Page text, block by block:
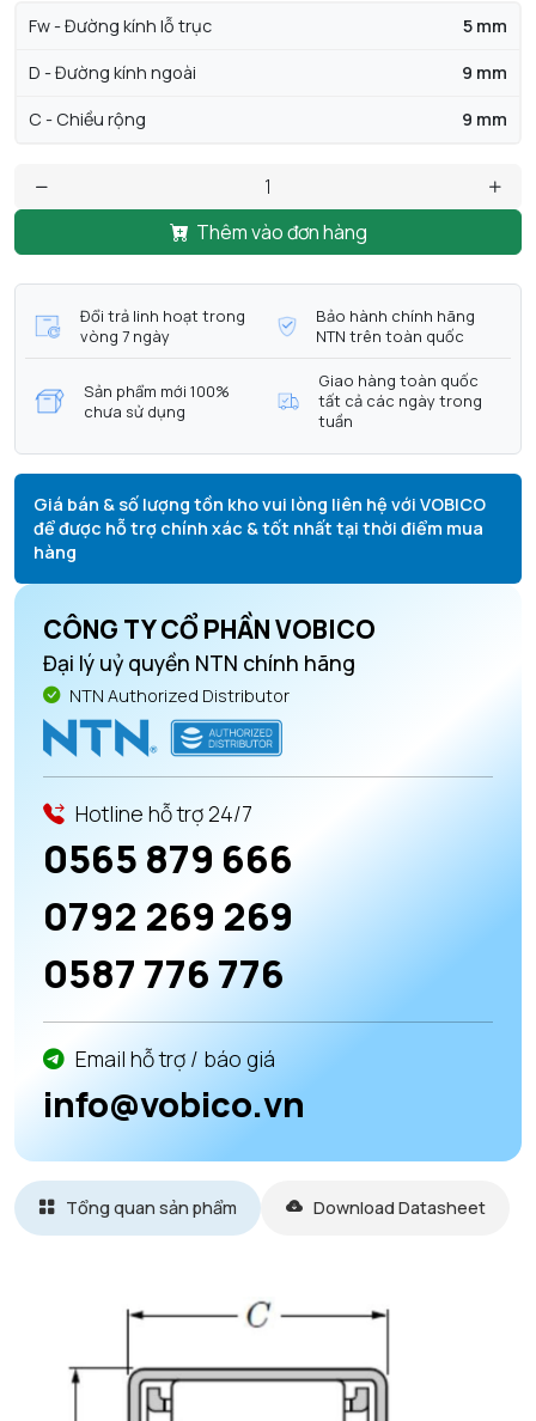
Fw - Đường kính lỗ trục 5 mm
D - Đường kính ngoài 9 mm
C - Chiều rộng 9 mm
Thêm vào đơn hàng
Đổi trả linh hoạt trong
vòng 7 ngày
Bảo hành chính hãng
NTN trên toàn quốc
Sản phẩm mới 100%
chưa sử dụng
Giao hàng toàn quốc
tất cả các ngày trong
tuần
Giá bán & số lượng tồn kho vui lòng liên hệ với VOBICO
để được hỗ trợ chính xác & tốt nhất tại thời điểm mua
hàng
CÔNG TY CỔ PHẦN VOBICO
Đại lý uỷ quyền NTN chính hãng
NTN Authorized Distributor
Hotline hỗ trợ 24/7
0565 879 666
0792 269 269
0587 776 776
Email hỗ trợ / báo giá
info@vobico.vn
Tổng quan sản phẩm Download Datasheet